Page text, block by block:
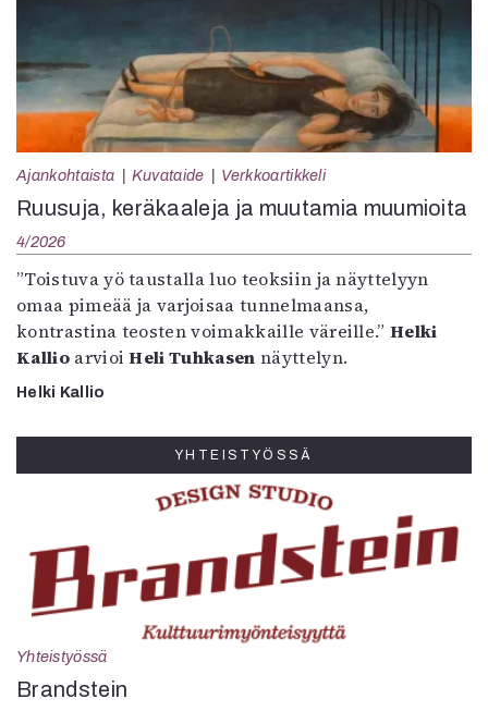
Ajankohtaista Kuvataide Verkkoartikkeli
Ruusuja, keräkaaleja ja muutamia muumioita
4/2026
”Toistuva yö taustalla luo teoksiin ja näyttelyyn
omaa pimeää ja varjoisaa tunnelmaansa,
kontrastina teosten voimakkaille väreille.”Helki
KallioarvioiHeli Tuhkasen näyttelyn.
Helki Kallio
YHTEISTYÖSSÄ
Yhteistyössä
Brandstein